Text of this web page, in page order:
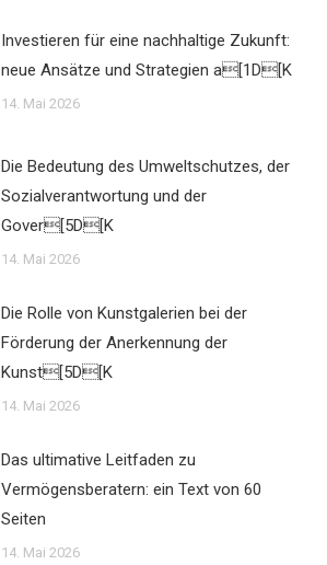
Investieren für eine nachhaltige Zukunft:
neue Ansätze und Strategien a[1D[K
14. Mai 2026
Die Bedeutung des Umweltschutzes, der
Sozialverantwortung und der
Gover[5D[K
14. Mai 2026
Die Rolle von Kunstgalerien bei der
Förderung der Anerkennung der
Kunst[5D[K
14. Mai 2026
Das ultimative Leitfaden zu
Vermögensberatern: ein Text von 60
Seiten
14. Mai 2026